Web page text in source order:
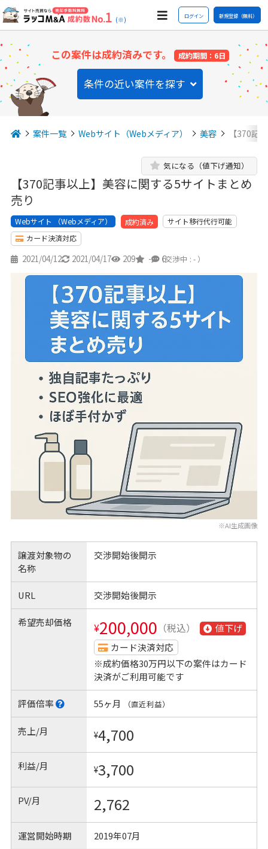
(※) ログイン 新規登録（無料）
この案件は成約済みです。 成約期間：6日
条件の近い案件を探す
案件一覧 Webサイト（Webメディア） 美容 【370記
【370記事以上】美容に関する5サイトまとめ
売り
気になる（値下げ通知）
Webサイト （Webメディア） 成約済み
サイト移行代行可能
カード決済対応
2021/04/12 2021/04/17 209 - 6
（交渉中 : - ）
※AI生成画像
譲渡対象物の
名称
交渉開始後開示
URL 交渉開始後開示
希望売却価格 ¥200,000 （税込）
値下げ
カード決済対応
※成約価格30万円以下の案件はカード
決済がご利用可能です
評価倍率 55ヶ月 （直近利益）
売上/月 ¥4,700
利益/月 ¥3,700
PV/月 2,762
運営開始時期 2019年07月